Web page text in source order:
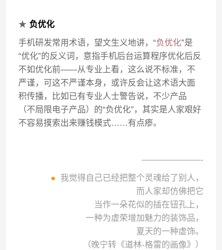
★ 负优化
手机研发常用术语，望文生义地讲，“负优化”是
“优化”的反义词，意指手机后台运算程序优化后反
不如优化前——从专业上看，这么说不标准，不
严谨，可这不严谨本身，或许反会让这术语大面
积传播，比如已有专业人士警告说，不少产品
（不局限电子产品）的“负优化”，其实是人家艰好
不容易摸索出来赚钱模式……有点瘆。
———————-
● 我觉得自己已经把整个灵魂给了别人，
而人家却仿佛把它
当作一朵花似的插在钮孔上，
一种为虚荣增加魅力的装饰品，
夏天的一种虚饰。
（晚宁转《道林-格雷的画像》）